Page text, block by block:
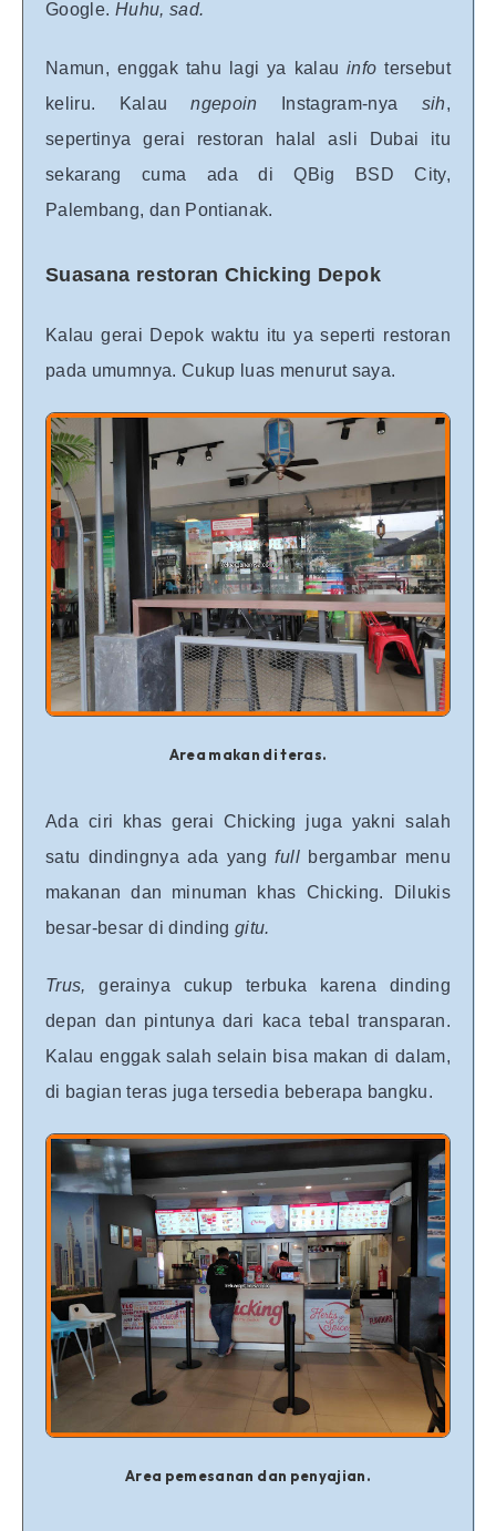
Google. Huhu, sad.
Namun, enggak tahu lagi ya kalauinfotersebut
keliru. Kalaungepoin Instagram-nya sih,
sepertinya gerai restoran halal asli Dubai itu
sekarang cuma ada di QBig BSD City,
Palembang, dan Pontianak.
Suasana restoran Chicking Depok
Kalau gerai Depok waktu itu ya seperti restoran
pada umumnya. Cukup luas menurut saya.
Area makan di teras.
Ada ciri khas gerai Chicking juga yakni salah
satu dindingnya ada yangfull bergambar menu
makanan dan minuman khas Chicking. Dilukis
besar-besar di dindinggitu.
Trus,gerainya cukup terbuka karena dinding
depan dan pintunya dari kaca tebal transparan.
Kalau enggak salah selain bisa makan di dalam,
di bagian teras juga tersedia beberapa bangku.
Area pemesanan dan penyajian.